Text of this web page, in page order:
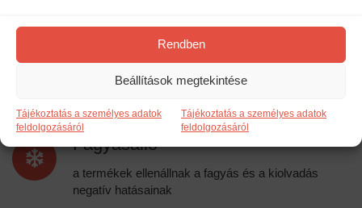
Rendben
Beállítások megtekintése
Tájékoztatás a személyes adatok
feldolgozásáról
Tájékoztatás a személyes adatok
feldolgozásáról
Könnyedén tisztítható
semmilyen különleges karbantartást
Fagyásálló
a termékek ellenállnak a fagyás és a kiolvadás
negatív hatásainak